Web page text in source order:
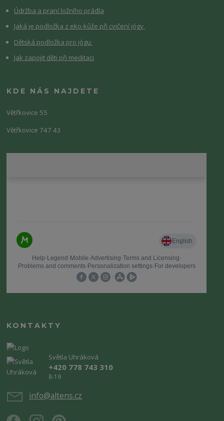
Údržba a praní ložního prádla
Jaká je podložka z eko-kůže při cvičení jógy
Dětská podložka pro jógu
Jak zapojit děti při meditaci
KDE NÁS NAJDETE
Větřkovice 55
Větřkovice 747 43
KONTAKTY
Světla Uhráková
+420 778 743 310
8-19
info@altens.cz